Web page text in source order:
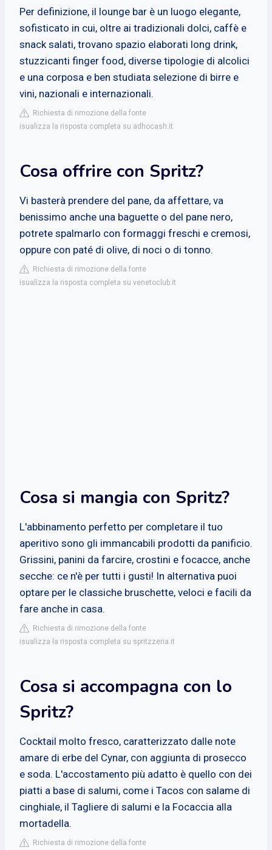
Per definizione, il lounge bar è un luogo elegante,
sofisticato in cui, oltre ai tradizionali dolci, caffè e
snack salati, trovano spazio elaborati long drink,
stuzzicanti finger food, diverse tipologie di alcolici
e una corposa e ben studiata selezione di birre e
vini, nazionali e internazionali.
Richiesta di rimozione della fonte
isualizza la risposta completa su adhocash.it
Cosa offrire con Spritz?
Vi basterà prendere del pane, da affettare, va
benissimo anche una baguette o del pane nero,
potrete spalmarlo con formaggi freschi e cremosi,
oppure con paté di olive, di noci o di tonno.
Richiesta di rimozione della fonte
isualizza la risposta completa su venetoclub.it
Cosa si mangia con Spritz?
L'abbinamento perfetto per completare il tuo
aperitivo sono gli immancabili prodotti da panificio.
Grissini, panini da farcire, crostini e focacce, anche
secche: ce n'è per tutti i gusti! In alternativa puoi
optare per le classiche bruschette, veloci e facili da
fare anche in casa.
Richiesta di rimozione della fonte
isualizza la risposta completa su spritzzeria.it
Cosa si accompagna con lo
Spritz?
Cocktail molto fresco, caratterizzato dalle note
amare di erbe del Cynar, con aggiunta di prosecco
e soda. L'accostamento più adatto è quello con dei
piatti a base di salumi, come i Tacos con salame di
cinghiale, il Tagliere di salumi e la Focaccia alla
mortadella.
Richiesta di rimozione della fonte